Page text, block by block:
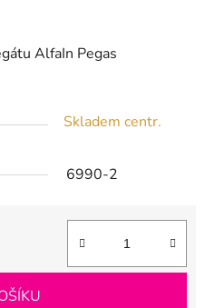
AlfaIn Pegas
Skladem centr.
6990-2